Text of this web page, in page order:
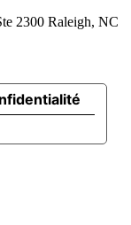
2300 Raleigh, NC